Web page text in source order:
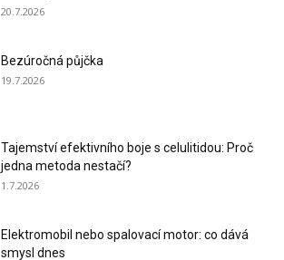
20.7.2026
Bezúročná půjčka
19.7.2026
Tajemství efektivního boje s celulitidou: Proč
jedna metoda nestačí?
1.7.2026
Elektromobil nebo spalovací motor: co dává
smysl dnes